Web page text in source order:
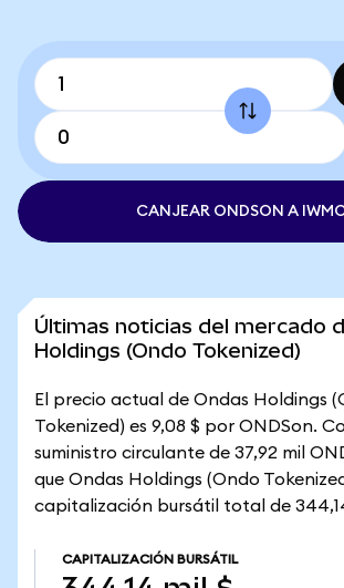
CANJEAR ONDSON A
Últimas noticias del mercado
Holdings (Ondo Tokenized)
El precio actual de Ondas Holdings
Tokenized) es 9,08 $ por ONDSon.
suministro circulante de 37,92 mil
que Ondas Holdings (Ondo
capitalización bursátil total de
CAPITALIZACIÓN BURSÁTIL